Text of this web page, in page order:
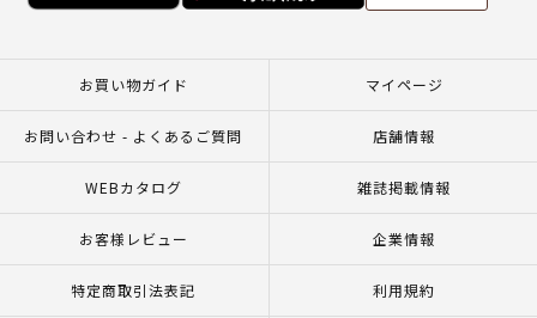
お買い物ガイド マイページ
お問い合わせ - よくあるご質問 店舗情報
WEBカタログ 雑誌掲載情報
お客様レビュー 企業情報
特定商取引法表記 利用規約